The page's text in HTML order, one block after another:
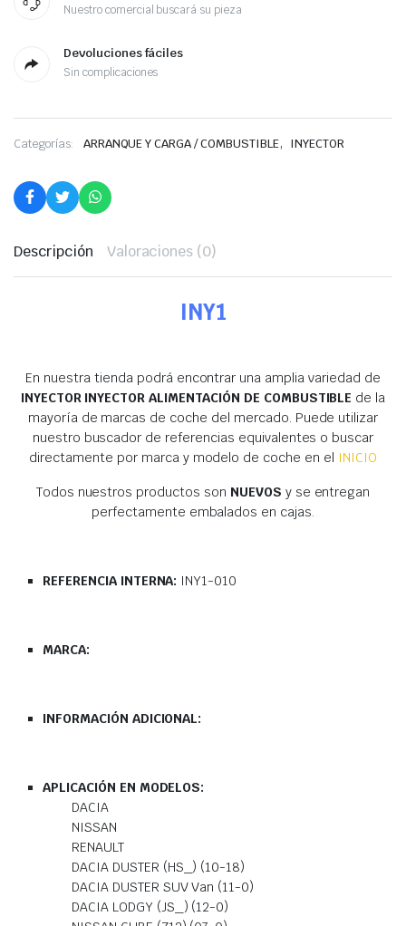
Nuestro comercial buscará su pieza
Devoluciones fáciles
Sin complicaciones
Categorías: ARRANQUE Y CARGA / COMBUSTIBLE, INYECTOR
Descripción Valoraciones (0)
INY1
En nuestra tienda podrá encontrar una amplia variedad de
INYECTOR INYECTOR ALIMENTACIÓN DE COMBUSTIBLE de la
mayoría de marcas de coche del mercado. Puede utilizar
nuestro buscador de referencias equivalentes o buscar
directamente por marca y modelo de coche en el INICIO
Todos nuestros productos son NUEVOS y se entregan
perfectamente embalados en cajas.
REFERENCIA INTERNA: INY1-010
MARCA:
INFORMACIÓN ADICIONAL:
APLICACIÓN EN MODELOS:
DACIA
NISSAN
RENAULT
DACIA DUSTER (HS_) (10-18)
DACIA DUSTER SUV Van (11-0)
DACIA LODGY (JS_) (12-0)